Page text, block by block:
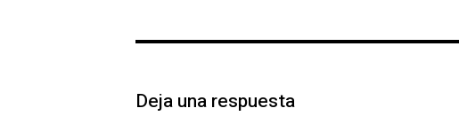
Deja una respuesta